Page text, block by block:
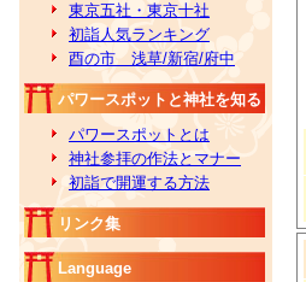
東京五社・東京十社
初詣人気ランキング
酉の市 浅草/新宿/府中
パワースポットと神社を知る
パワースポットとは
神社参拝の作法とマナー
初詣で開運する方法
リンク集
Language